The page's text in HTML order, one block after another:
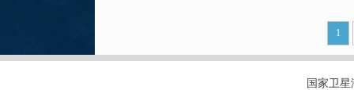
1
国家卫